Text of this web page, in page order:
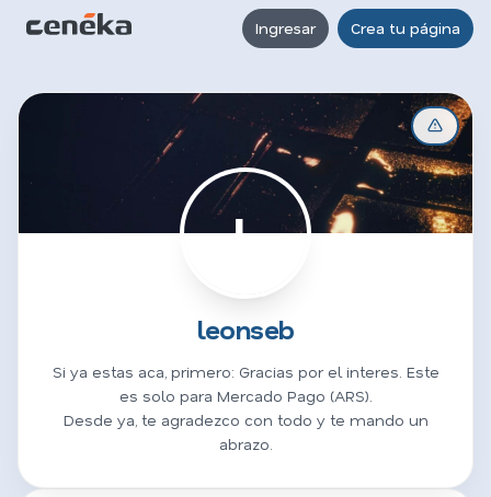
Ingresar Crea tu página
L
leonseb
Si ya estas aca, primero: Gracias por el interes. Este
es solo para Mercado Pago (ARS).
Desde ya, te agradezco con todo y te mando un
abrazo.